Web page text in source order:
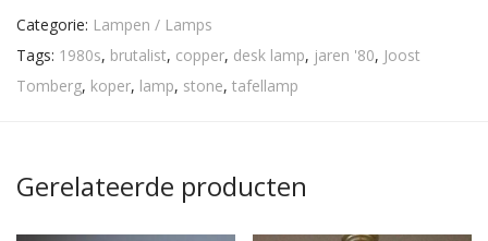
Categorie: Lampen / Lamps
Tags: 1980s, brutalist, copper, desk lamp, jaren '80, Joost
Tomberg, koper, lamp, stone, tafellamp
Gerelateerde producten